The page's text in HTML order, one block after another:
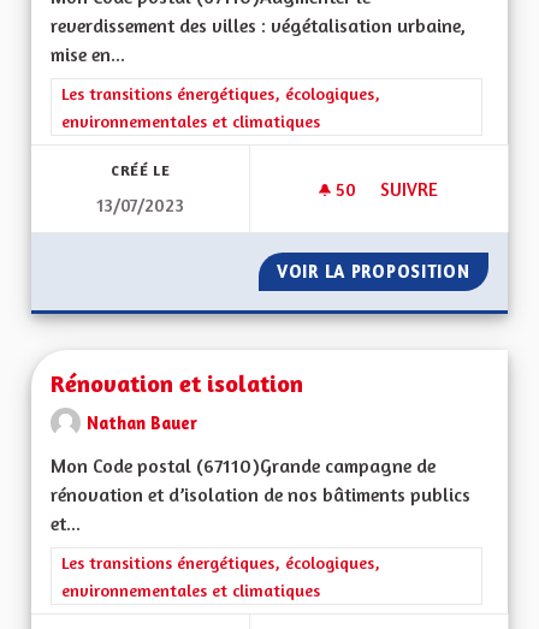
reverdissement des villes : végétalisation urbaine,
mise en...
Filtrer les résultats de la catégorie : Les transitions
Les transitions énergétiques, écologiques,
environnementales et climatiques
CRÉÉ LE
13/07/2023
50 50 ABONNÉS
SUIVRE
VOIR LA PROPOSITION
Rénovation et isolation
Nathan Bauer
Mon Code postal (67110)Grande campagne de
rénovation et d’isolation de nos bâtiments publics
et...
Filtrer les résultats de la catégorie : Les transitions
Les transitions énergétiques, écologiques,
environnementales et climatiques